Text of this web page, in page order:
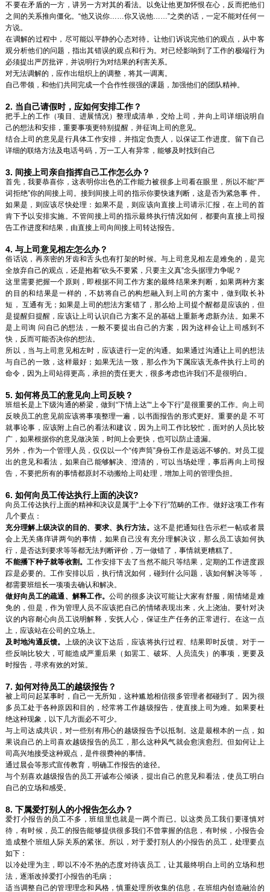
不要在矛盾的一方，讲另一方对其的看法。以免让他更加怀恨在心，反而把他们
之间的关系推向僵化。“他又说你……你又说他……”之类的话，一定不能对任何一
方说。
在调解的过程中，尽可能以平静的心态对待。让他们诉说完他们的观点，从中客
观分析他们的问题，指出其错误的观点和行为。对已经影响到了工作的极端行为
必须提出严厉批评，并说明行为对结果的利害关系。
对无法调解的，应作出组织上的调整，将其一调离。
自己带领，和他们共同完成一个合作性很强的课题，加强他们的团队精神。
2. 当自己请假时，应如何安排工作？
把手上的工作（项目、进展情况）整理成清单，交给上司，并向上司详细说明自
己的想法和安排，重要事项更特别提醒，并征询上司的意见。
结合上司的意见是行具体工作安排，并指定负责人，以保证工作进度。留下自己
详细的联络方法及电话号码，万一工人有异常，能够及时找到自己
3. 间接上司亲自指挥自己工作怎么办？
首先，我要恭喜你，这表明你出色的工作能力被很多上司看在眼里，所以不能“严
词拒绝”你的间接上司。接到间接上司的指示你要快速判断，这是否为紧急事 件。
如果是，则应该尽快处理：如果不是，则应该向直接上司请示汇报，在上司的首
肯下予以安排实施。不管间接上司的指示最终执行情况如何，都要向直接上司报
告工作进度和结果，由直接上司向间接上司转达报告。
4. 与上司意见相左怎么办？
俗话说，再亲密的牙齿和舌头也有打架的时候。与上司意见相左是难免的，是完
全放弃自己的观点，还是抱着“砍头不要紧，只要主义真”念头据理力争呢？
这里需要把握一个原则，即根据不同工作方案的最终结果来判断，如果两种方案
的目的和结果是一样的，不妨将自己的构想融入到上司的方案中，做到取长补
短， 互通有无；如果是上司的想法方案错了，那么给上司提个醒都是应该的，但
是提醒归提醒，应该让上司认识自己方案不足的基础上重新考虑新办法。如果不
是上司询 问自己的想法，一般不要提出自己的方案，因为这样会让上司感到不
快，反而可能否决你的想法。
所以，当与上司意见相左时，应该进行一定的沟通。如果通过沟通让上司的想法
与自己的一致，这样最好；如果无法一致，那么作为下属应该无条件执行上司的
命令，因为上司站得更高，承担的责任更大，很多考虑也许我们不是很明白。
5. 如何将员工的意见向上司反映？
班组长是上下级沟通的桥梁，做到“下情上达”“上令下行”是很重要的工作。向上司
反映员工的意见前应该将事项整理一遍，以书面报告的形式更好。重要的是 不可
就事论事，应该附上自己的看法和建议，因为上司工作比较忙，面对的人员比较
广，如果根据你的意见做决策，时间上会更快，也可以防止遗漏。
另外，作为一个管理人员，仅仅以一个“传声筒”身份工作是远远不够的。对员工提
出的意见和看法，如果自己能够解决、澄清的，可以当场处理，事后再向上司报
告，不要把所有的事情都原封不动搬给上司处理，增加上司的管理负担。
6. 如何向员工传达执行上面的决议?
向员工传达执行上面的精神和决议是属于“上令下行”范畴的工作。做好这项工作有
几个要点：
充分理解上级决议的目的、要求、执行方法。 这不是把通知往告示栏一帖或者晨
会上无关痛痒讲两句的事情，如果自己没有充分理解决议，那么员工该如何执
行，是否达到要求等等都无法判断评价，万一做错了，事情就更糟糕了。
不能播下种子就等收割。工作安排下去了当然不能只等结果，定期的工作进度跟
踪是必要的。工作安排以后，执行情况如何，碰到什么问题，该如何解决等等，
都需要班组长一项项去确认和解决。
做好向员工的疏通、解释工作。公司的很多决议可能让大家有舒服，闹情绪是难
免的，但是，作为管理人员不应该把自己的情绪表现出来，火上浇油。要针对决
议的内容耐心向员工说明解释，安抚人心，保证生产任务的正常进行。在这一点
上，应该站在公司的立场上。
及时地沟通反馈。 上级的决议下达后，应该将执行过程、结果即时反馈。对于一
些反响比较大，可能造成严重后果（如罢工、破坏、人员流失）的事项，更要及
时报告，寻求有效的对策。
7. 如何对待员工的越级报告？
被上司问起某事时，自己一无所知，这种尴尬相信很多管理者都碰到了。因为很
多员工处于各种原因和目的，经常将工作越级报告，使直接上司为难。如果要杜
绝这种现象，以下几方面必不可少。
与上司达成共识，对一些别有用心的越级报告予以抵制。这是最根本的一点，如
果说自己的上司喜欢越级报告的员工，那么这种风气就会愈演愈烈。但如何让上
司高兴地接受这种观点，是件很费神的事情。
通过晨会等形式宣传教育，明确工作报告的途径。
与个别喜欢越级报告的员工开诚布公倾谈，提出自己的意见和看法，使员工明白
自己的立场和感受。
8. 下属爱打别人的小报告怎么办？
爱打小报告的员工不多，班组里也就是一两个而已。以这类员工我们要谨慎对
待，有时候，员工的报告能够提供很多我们不曾掌握的信息，有时候，小报告会
造成整个班组人际关系的紧张。所以，对于爱打别人的小报告的员工，处理要点
如下：
以冷处理为主，即以不冷不热的态度对待该员工，让其最终明白上司的立场和想
法，逐渐改掉爱打小报告的毛病；
适当调整自己的管理理念和风格，慎重处理所收集的信息，在班组内创造融洽的